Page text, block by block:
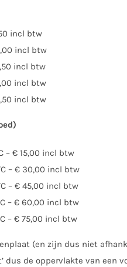
incl btw
incl btw
incl btw
incl btw
incl btw
– € 15,00 incl btw
– € 30,00 incl btw
– € 45,00 incl btw
– € 60,00 incl btw
– € 75,00 incl btw
(en zijn dus niet
dus de oppervlakte van